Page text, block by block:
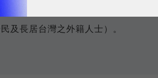
特定政策導向。
及長居台灣之外籍人士）。